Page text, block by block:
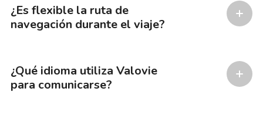
¿Es flexible la ruta de
navegación durante el viaje?
¿Qué idioma utiliza Valovie
para comunicarse?